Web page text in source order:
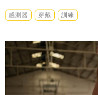
感測器 穿戴 訓練